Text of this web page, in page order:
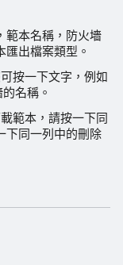
範本名稱，防火墻
出檔案類型。
按一下文字，例如
名稱。
範本，請按一下同
下同一列中的刪除